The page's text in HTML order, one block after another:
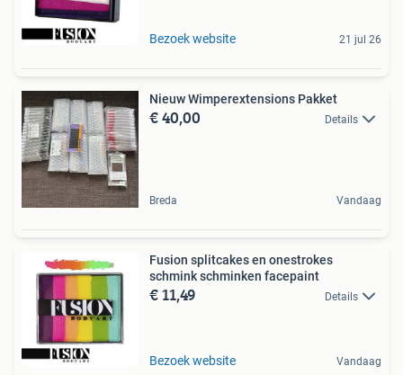
Bezoek website 21 jul 26
Nieuw Wimperextensions Pakket
€ 40,00 Details
Breda Vandaag
Fusion splitcakes en onestrokes
schmink schminken facepaint
€ 11,49 Details
Bezoek website Vandaag